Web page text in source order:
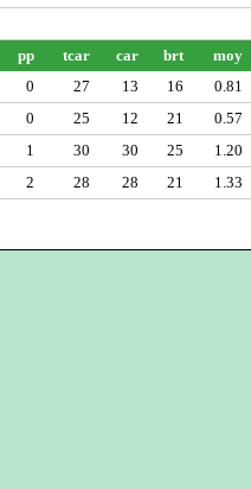
pp tcar car brt
moy
0 27 13 16
0.81
0 25 12 21
0.57
1 30 30 25
1.20
2 28 28 21 1.33